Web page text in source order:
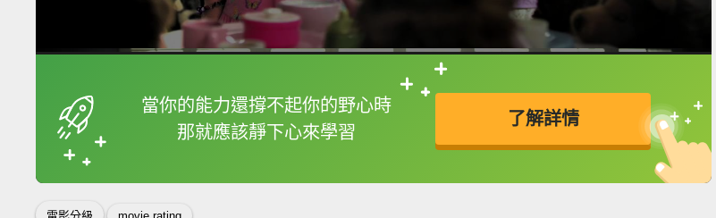
當你的能力還撐不起你的野心時
那就應該靜下心來學習
了解詳情
框選或點兩下字幕可以直接查字典喔！
英